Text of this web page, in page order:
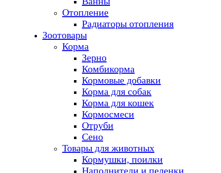
Отопление
Радиаторы отопления
Зоотовары
Корма
Зерно
Комбикорма
Кормовые добавки
Корма для собак
Корма для кошек
Кормосмеси
Отруби
Сено
Товары для животных
Кормушки, поилки
Наполнители и пеленки